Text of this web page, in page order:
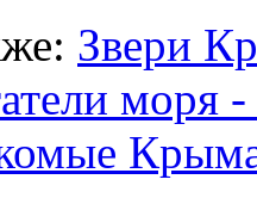
Звери
моря -
Крыма